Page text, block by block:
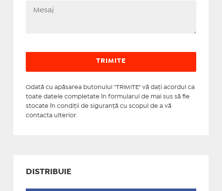
Odată cu apăsarea butonului "TRIMITE" vă daţi acordul ca
toate datele completate în formularul de mai sus să fie
stocate în condiţii de siguranţă cu scopul de a vă
contacta ulterior.
DISTRIBUIE